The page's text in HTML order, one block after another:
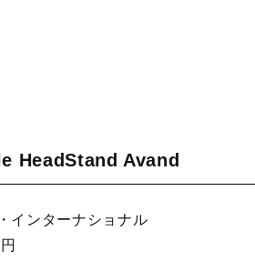
HeadStand Avand
インターナショナル